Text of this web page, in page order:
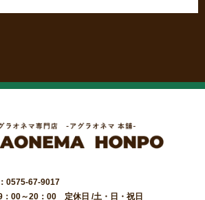
0575-67-9017
：00～20：00 定休日 /土・日・祝日